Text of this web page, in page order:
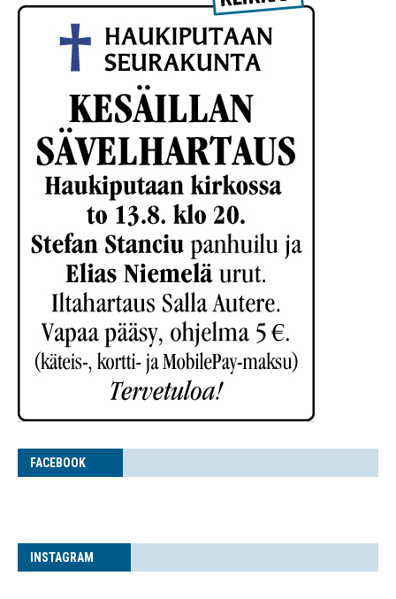
FACE­BOOK
INS­TA­GRAM